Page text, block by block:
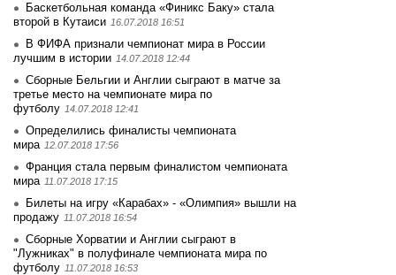
Баскетбольная команда «Финикс Баку» стала
второй в Кутаиси 16.07.2018 16:51
В ФИФА признали чемпионат мира в России
лучшим в истории 14.07.2018 12:44
Сборные Бельгии и Англии сыграют в матче за
третье место на чемпионате мира по
футболу 14.07.2018 12:41
Определились финалисты чемпионата
мира 12.07.2018 17:56
Франция стала первым финалистом чемпионата
мира 11.07.2018 17:15
Билеты на игру «Карабах» - «Олимпия» вышли на
продажу 11.07.2018 16:54
Сборные Хорватии и Англии сыграют в
"Лужниках" в полуфинале чемпионата мира по
футболу 11.07.2018 16:53